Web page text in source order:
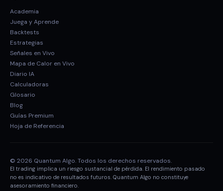
Academia
Juega y Aprende
Backtests
Estrategias
Señales en Vivo
Mapa de Calor en Vivo
Diario IA
Calculadoras
Glosario
Blog
Guías Premium
Hoja de Referencia
© 2026 Quantum Algo. Todos los derechos reservados.
El trading implica un riesgo sustancial de pérdida. El rendimiento pasado
no es indicativo de resultados futuros. Quantum Algo no constituye
asesoramiento financiero.